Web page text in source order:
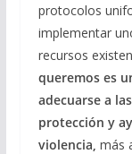
protocolos
implementar
recursos
queremos es
adecuarse a
protección y
violencia, más